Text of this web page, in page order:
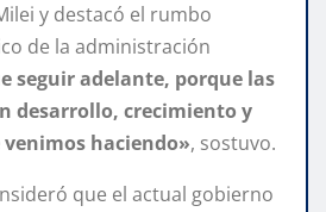
y destacó el rumbo
de la administración
seguir adelante, porque las
desarrollo, crecimiento y
haciendo», sostuvo.
que el actual gobierno